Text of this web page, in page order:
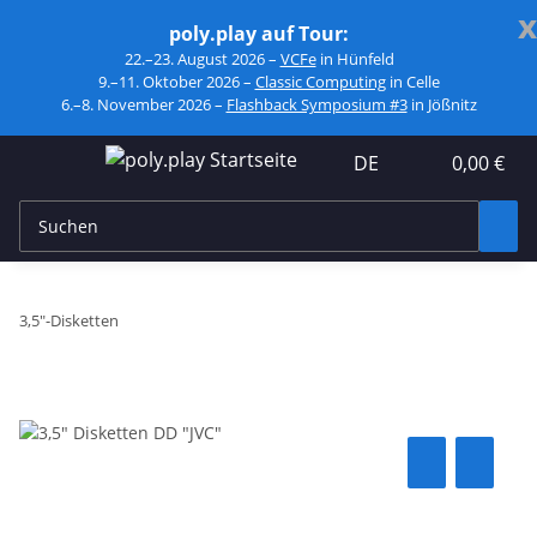
x
poly.play auf Tour:
22.–23. August 2026 – VCFein Hünfeld
9.–11. Oktober 2026 – Classic Computingin Celle
6.–8. November 2026 – Flashback Symposium #3in Jößnitz
DE 0,00 €
3,5"-Disketten